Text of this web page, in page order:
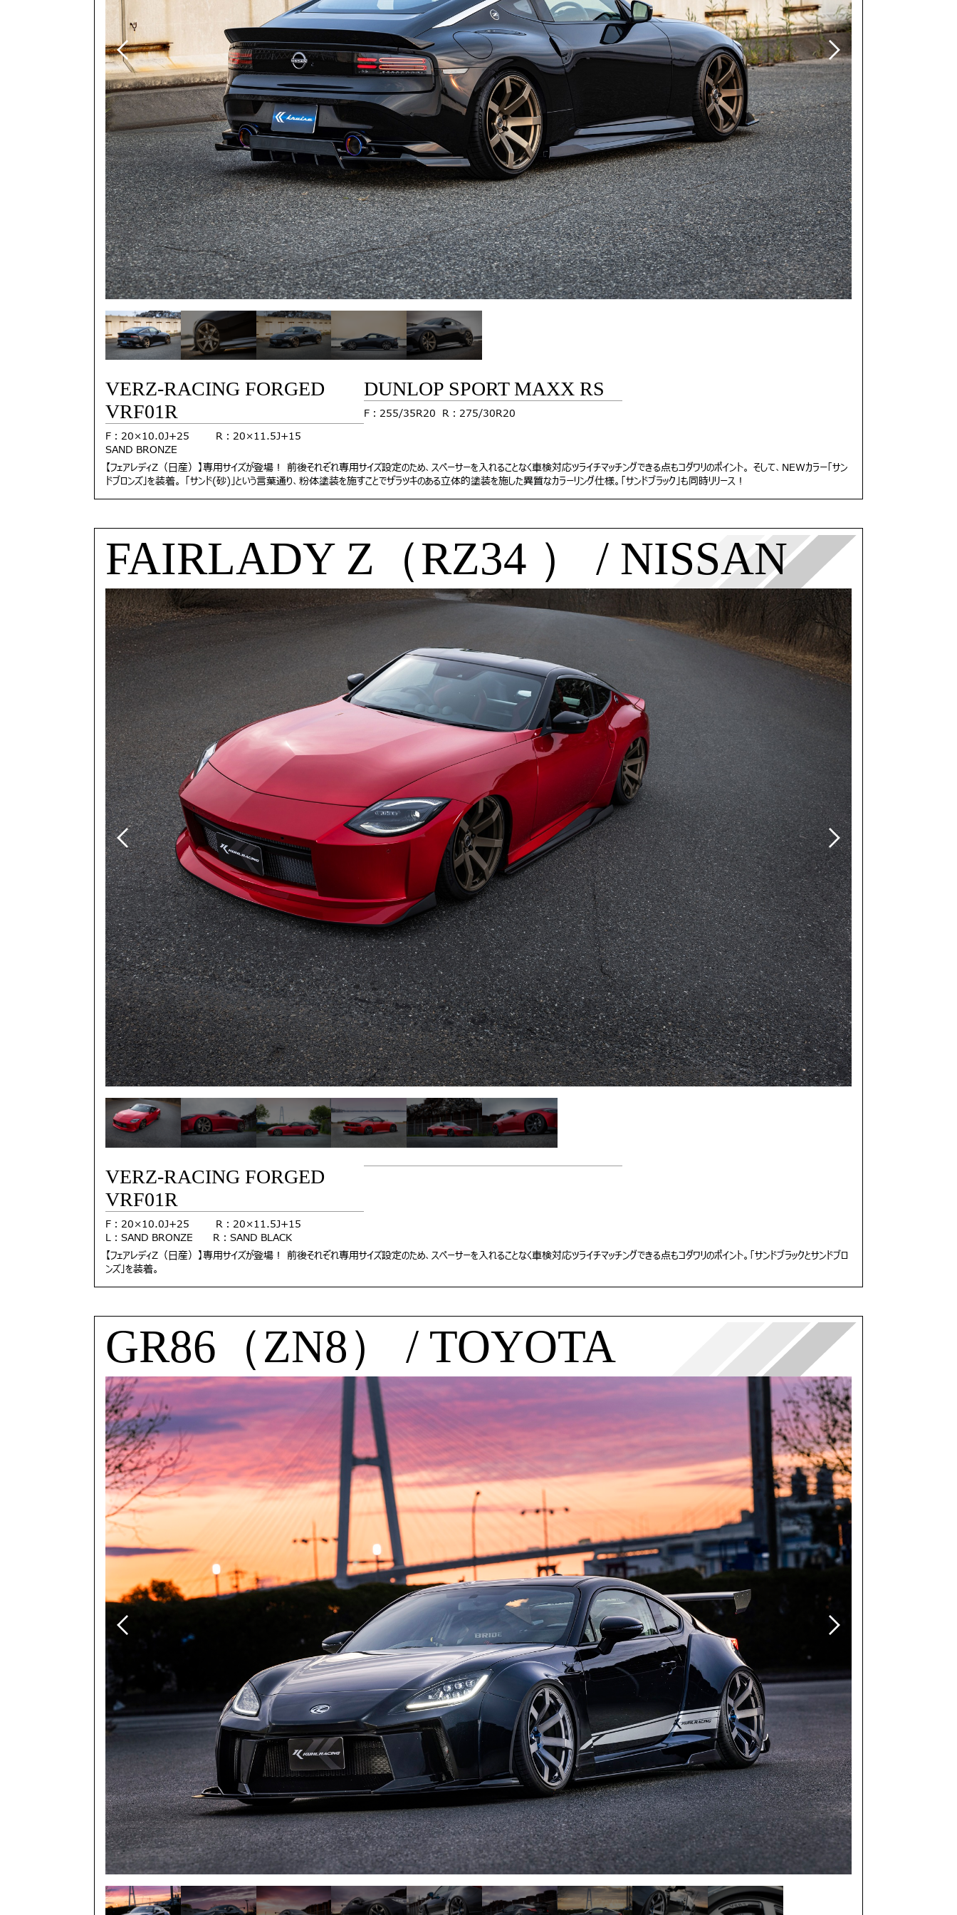
VERZ-RACING FORGED
VRF01R
F：20×10.0J+25 R：20×11.5J+15
SAND BRONZE
DUNLOP SPORT MAXX RS
F：255/35R20 R：275/30R20
【フェアレディZ（日産）】専用サイズが登場！ 前後それぞれ専用サイズ設定のため、スペーサーを入れることなく車検対応ツライチマッチングできる点もコダワリのポイント。 そして、NEWカラー「サン
ドブロンズ」を装着。 「サンド(砂)」という言葉通り、粉体塗装を施すことでザラツキのある立体的塗装を施した異質なカラーリング仕様。「サンドブラック」も同時リリース！
FAIRLADY Z（RZ34 ） / NISSAN
VERZ-RACING FORGED
VRF01R
F：20×10.0J+25 R：20×11.5J+15
L：SAND BRONZE R：SAND BLACK
【フェアレディZ（日産）】専用サイズが登場！ 前後それぞれ専用サイズ設定のため、スペーサーを入れることなく車検対応ツライチマッチングできる点もコダワリのポイント。「サンドブラックとサンドブロ
ンズ」を装着。
GR86（ZN8） / TOYOTA